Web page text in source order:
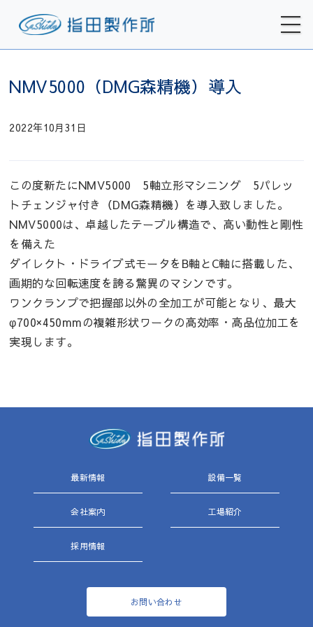
NMV5000（DMG森精機）導入
2022年10月31日
この度新たにNMV5000 5軸立形マシニング 5パレッ
トチェンジャ付き（DMG森精機）を導入致しました。
NMV5000は、卓越したテーブル構造で、高い動性と剛性
を備えた
ダイレクト・ドライブ式モータをB軸とC軸に搭載した、
画期的な回転速度を誇る驚異のマシンです。
ワンクランプで把握部以外の全加工が可能となり、最大
φ700×450mmの複雑形状ワークの高効率・高品位加工を
実現します。
最新情報 設備一覧
会社案内 工場紹介
採用情報
お問い合わせ